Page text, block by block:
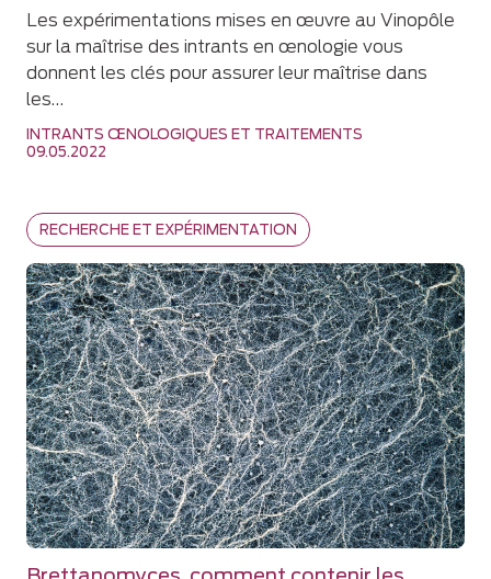
INTRANTS ŒNOLOGIQUES ET TRAITEMENTS
09.05.2022
Les expérimentations mises en œuvre au Vinopôle
sur la maîtrise des intrants en œnologie vous
donnent les clés pour assurer leur maîtrise dans
les…
RECHERCHE ET EXPÉRIMENTATION